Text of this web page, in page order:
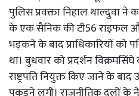
पुलिस प्रवक्ता निहाल थाल्दुवा ने
के एक सैनिक की टी56 राइफल
भड़कने के बाद प्राधिकारियों को
था। बुधवार को प्रदर्शन
राष्ट्रपति नियुक्त किए जाने के